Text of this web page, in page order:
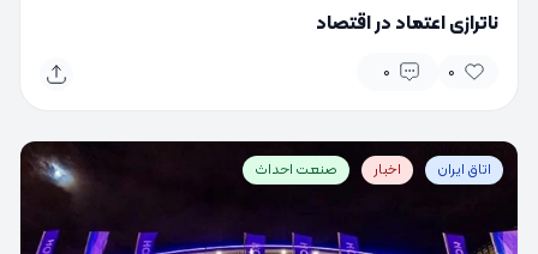
ناترازی اعتماد در اقتصاد
0
0
اتاق ایران اخبار صنعت احداث